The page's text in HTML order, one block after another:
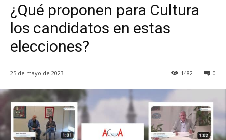
¿Qué proponen para Cultura
los candidatos en estas
elecciones?
25 de mayo de 2023 0
1482